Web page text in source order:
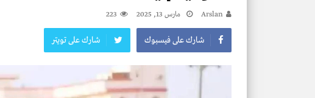
Arslan مارس 13, 2025 223
شارك على فيسبوك شارك على تويتر